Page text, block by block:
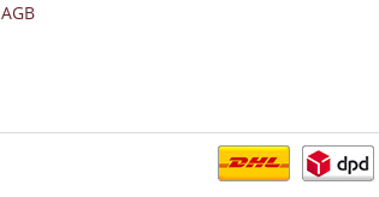
AGB